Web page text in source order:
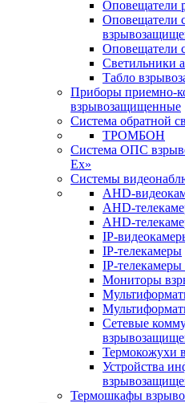
Оповещатели
Оповещатели
Оповещатели
Светильники
Табло
Приборы приемно-
взрывозащищенные
Система обратной
ТРОМБОН
Система ОПС
Ex»
Системы
AHD-
AHD-
AHD-
IP-
IP-телекамеры
IP-
Мониторы
Сетевые
Термокожухи
Устройства
Термошкафы